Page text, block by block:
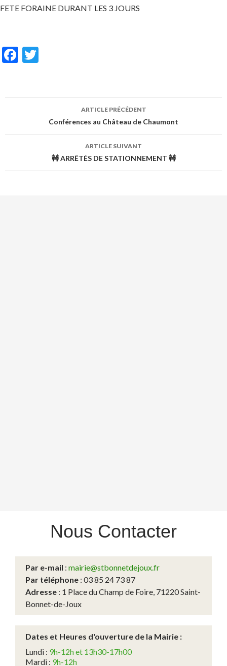
FETE FORAINE DURANT LES 3 JOURS
F
b
o
er
ARTICLE PRÉCÉDENT
Conférences au Château de Chaumont
ARTICLE SUIVANT
🚧 ARRÊTÉS DE STATIONNEMENT 🚧
Nous Contacter
Par e-mail : mairie@stbonnetdejoux.fr
Par téléphone : 03 85 24 73 87
Adresse : 1 Place du Champ de Foire, 71220 Saint-
Bonnet-de-Joux
Dates et Heures d'ouverture de la Mairie :
Lundi : 9h-12h et 13h30-17h00
Mardi : 9h-12h